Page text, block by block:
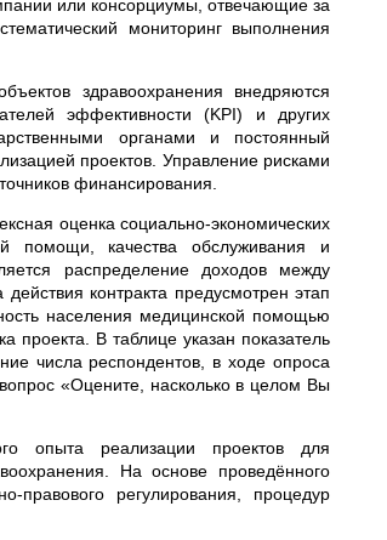
или консорциумы, отвечающие за
мониторинг выполнения
здравоохранения внедряются
эффективности (KPI) и других
органами и постоянный
проектов. Управление рисками
финансирования.
оценка социально-экономических
помощи, качества обслуживания и
распределение доходов между
контракта предусмотрен этап
населения медицинской помощью
проекта. В таблице указан показатель
числа респондентов, в ходе опроса
«Оцените, насколько в целом Вы
опыта реализации проектов для
На основе проведённого
регулирования, процедур